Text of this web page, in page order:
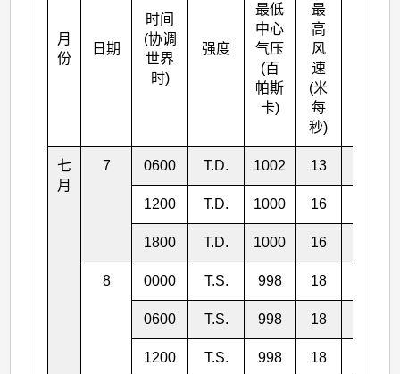
月
份
日期
时间
(协调
世界
时)
强度
最低
中心
气压
(百
帕斯
卡)
最
高
风
速
(米
每
秒)
七
月
7 0600 T.D. 1002 13
1200 T.D. 1000 16
1800 T.D. 1000 16
8 0000 T.S. 998 18
0600 T.S. 998 18
1200 T.S. 998 18